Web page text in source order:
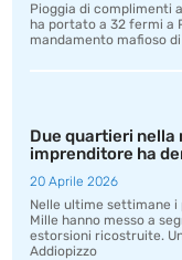
Pioggia di complimenti
ha portato a 32 fermi a
mandamento mafioso
Due quartieri nella
imprenditore ha
20 Aprile 2026
Nelle ultime settimane
Mille hanno messo a
estorsioni ricostruite.
Addiopizzo